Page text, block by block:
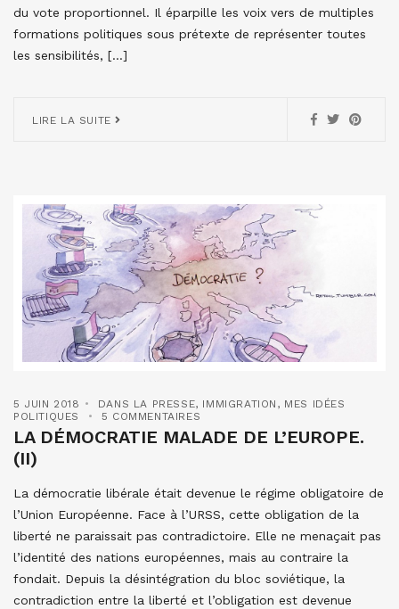
du vote proportionnel. Il éparpille les voix vers de multiples
formations politiques sous prétexte de représenter toutes
les sensibilités, […]
LIRE LA SUITE
5 JUIN 2018 DANS LA PRESSE, IMMIGRATION , MES IDÉES
POLITIQUES
5 COMMENTAIRES
LA DÉMOCRATIE MALADE DE L’EUROPE.
(II)
La démocratie libérale était devenue le régime obligatoire de
l’Union Européenne. Face à l’URSS, cette obligation de la
liberté ne paraissait pas contradictoire. Elle ne menaçait pas
l’identité des nations européennes, mais au contraire la
fondait. Depuis la désintégration du bloc soviétique, la
contradiction entre la liberté et l’obligation est devenue